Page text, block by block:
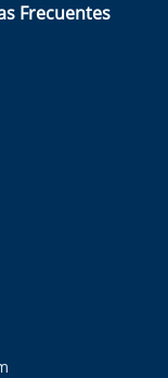
Frecuentes